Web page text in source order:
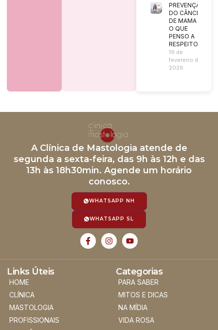
PREVENÇÃO
DO CÂNCER
DE MAMA |
O QUE
PENSO A
RESPEITO?
19 de
fevereiro de
2026
A Clínica de Mastologia atende de
segunda a sexta-feira, das 9h às 12h e das
13h às 18h30min. Agende um horário
conosco.
WHATSAPP NH
WHATSAPP SL
Links Úteis
HOME
CLÍNICA
MASTOLOGIA
PROFISSIONAIS
Categorias
PARA SABER
MITOS E DICAS
NA MÍDIA
VIDA ROSA